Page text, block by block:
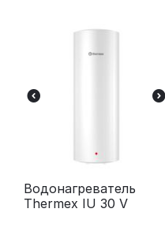
Водонагреватель
Thermex IU 30 V